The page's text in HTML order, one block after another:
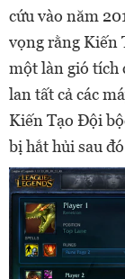
cứu vào năm
vọng rằng Kiến
một làn gió tích
lan tất cả các
Kiến Tạo Đội
bị hắt hủi sau